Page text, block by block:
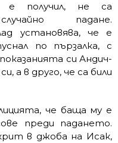
е получил, не са
падане.
установява, че е
по пързалка, с
си Андич-
а в друго, че са били
че баща му е
преди падането.
в джоба на Исак,